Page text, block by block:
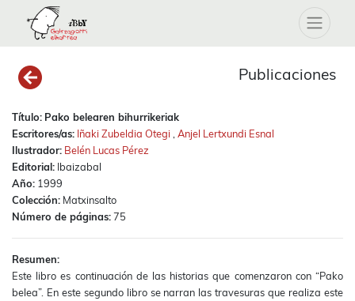
Publicaciones
Título: Pako belearen bihurrikeriak
Escritores/as: Iñaki Zubeldia Otegi Anjel Lertxundi Esnal
Ilustrador: Belén Lucas Pérez
Editorial: Ibaizabal
Año: 1999
Colección: Matxinsalto
Número de páginas:75
Resumen:
Este libro es continuación de las historias que comenzaron con “Pako
belea”. En este segundo libro se narran las travesuras que realiza este